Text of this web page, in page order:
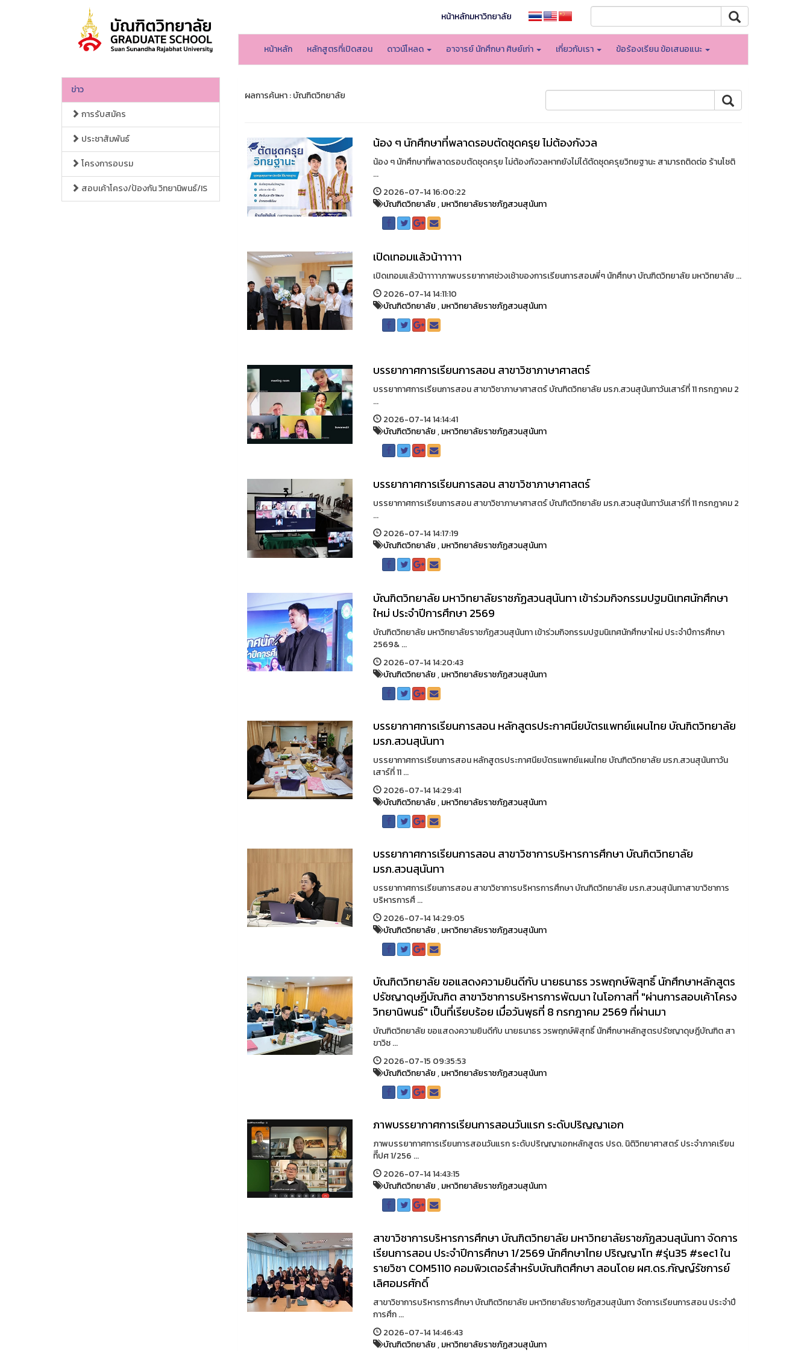
หน้าหลักมหาวิทยาลัย
หน้าหลัก หลักสูตรที่เปิดสอน ดาวน์โหลด อาจารย์ นักศึกษา ศิษย์เก่า เกี่ยวกับเรา ข้อร้องเรียน ข้อเสนอแนะ
ข่าว
การรับสมัคร
ประชาสัมพันธ์
โครงการอบรม
สอบเค้าโครง/ป้องกัน วิทยานิพนธ์/IS
ผลการค้นหา : บัณฑิตวิทยาลัย
น้อง ๆ นักศึกษาที่พลาดรอบตัดชุดครุย ไม่ต้องกังวล
น้อง ๆ นักศึกษาที่พลาดรอบตัดชุดครุย ไม่ต้องกังวลหากยังไม่ได้ตัดชุดครุยวิทยฐานะ สามารถติดต่อ ร้านโชติ
...
2026-07-14 16:00:22
บัณฑิตวิทยาลัย,มหาวิทยาลัยราชภัฏสวนสุนันทา
เปิดเทอมแล้วน้าาาาา
เปิดเทอมแล้วน้าาาาาภาพบรรยากาศช่วงเช้าของการเรียนการสอนพี่ๆ นักศึกษา บัณฑิตวิทยาลัย มหาวิทยาลัย ...
2026-07-14 14:11:10
บัณฑิตวิทยาลัย,มหาวิทยาลัยราชภัฏสวนสุนันทา
บรรยากาศการเรียนการสอน สาขาวิชาภาษาศาสตร์
บรรยากาศการเรียนการสอน สาขาวิชาภาษาศาสตร์ บัณฑิตวิทยาลัย มรภ.สวนสุนันทาวันเสาร์ที่ 11 กรกฎาคม 2
...
2026-07-14 14:14:41
บัณฑิตวิทยาลัย,มหาวิทยาลัยราชภัฏสวนสุนันทา
บรรยากาศการเรียนการสอน สาขาวิชาภาษาศาสตร์
บรรยากาศการเรียนการสอน สาขาวิชาภาษาศาสตร์ บัณฑิตวิทยาลัย มรภ.สวนสุนันทาวันเสาร์ที่ 11 กรกฎาคม 2
...
2026-07-14 14:17:19
บัณฑิตวิทยาลัย,มหาวิทยาลัยราชภัฏสวนสุนันทา
บัณฑิตวิทยาลัย มหาวิทยาลัยราชภัฏสวนสุนันทา เข้าร่วมกิจกรรมปฐมนิเทศนักศึกษา
ใหม่ ประจำปีการศึกษา 2569
บัณฑิตวิทยาลัย มหาวิทยาลัยราชภัฏสวนสุนันทา เข้าร่วมกิจกรรมปฐมนิเทศนักศึกษาใหม่ ประจำปีการศึกษา
2569& ...
2026-07-14 14:20:43
บัณฑิตวิทยาลัย,มหาวิทยาลัยราชภัฏสวนสุนันทา
บรรยากาศการเรียนการสอน หลักสูตรประกาศนียบัตรแพทย์แผนไทย บัณฑิตวิทยาลัย
มรภ.สวนสุนันทา
บรรยากาศการเรียนการสอน หลักสูตรประกาศนียบัตรแพทย์แผนไทย บัณฑิตวิทยาลัย มรภ.สวนสุนันทาวัน
เสาร์ที่ 11 ...
2026-07-14 14:29:41
บัณฑิตวิทยาลัย,มหาวิทยาลัยราชภัฏสวนสุนันทา
บรรยากาศการเรียนการสอน สาขาวิชาการบริหารการศึกษา บัณฑิตวิทยาลัย
มรภ.สวนสุนันทา
บรรยากาศการเรียนการสอน สาขาวิชาการบริหารการศึกษา บัณฑิตวิทยาลัย มรภ.สวนสุนันทาสาขาวิชาการ
บริหารการศึ ...
2026-07-14 14:29:05
บัณฑิตวิทยาลัย,มหาวิทยาลัยราชภัฏสวนสุนันทา
บัณฑิตวิทยาลัย ขอแสดงความยินดีกับ นายธนาธร วรพฤกษ์พิสุทธิ์ นักศึกษาหลักสูตร
ปรัชญาดุษฎีบัณฑิต สาขาวิชาการบริหารการพัฒนา ในโอกาสที่ "ผ่านการสอบเค้าโครง
วิทยานิพนธ์" เป็นที่เรียบร้อย เมื่อวันพุธที่ 8 กรกฎาคม 2569 ที่ผ่านมา
บัณฑิตวิทยาลัย ขอแสดงความยินดีกับ นายธนาธร วรพฤกษ์พิสุทธิ์ นักศึกษาหลักสูตรปรัชญาดุษฎีบัณฑิต สา
ขาวิช ...
2026-07-15 09:35:53
บัณฑิตวิทยาลัย,มหาวิทยาลัยราชภัฏสวนสุนันทา
ภาพบรรยากาศการเรียนการสอนวันแรก ระดับปริญญาเอก
ภาพบรรยากาศการเรียนการสอนวันแรก ระดับปริญญาเอกหลักสูตร ปรด. นิติวิทยาศาสตร์ ประจำภาคเรียน
ทีีปศ 1/256 ...
2026-07-14 14:43:15
บัณฑิตวิทยาลัย,มหาวิทยาลัยราชภัฏสวนสุนันทา
สาขาวิชาการบริหารการศึกษา บัณฑิตวิทยาลัย มหาวิทยาลัยราชภัฏสวนสุนันทา จัดการ
เรียนการสอน ประจำปีการศึกษา 1/2569 นักศึกษาไทย ปริญญาโท #รุ่น35 #sec1 ใน
รายวิชา COM5110 คอมพิวเตอร์สำหรับบัณฑิตศึกษา สอนโดย ผศ.ดร.กัญญ์รัชการย์
เลิศอมรศักดิ์
สาขาวิชาการบริหารการศึกษา บัณฑิตวิทยาลัย มหาวิทยาลัยราชภัฏสวนสุนันทา จัดการเรียนการสอน ประจำปี
การศึก ...
2026-07-14 14:46:43
บัณฑิตวิทยาลัย,มหาวิทยาลัยราชภัฏสวนสุนันทา